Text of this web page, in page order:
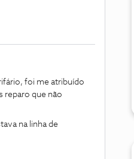
foi me atribuído
reparo que não
na linha de